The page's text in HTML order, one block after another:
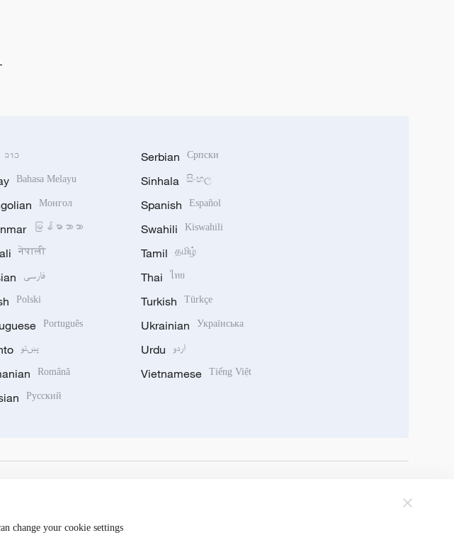
ລາວ
Bahasa Melayu
Монгол
မြန်မာဘာသာ
नेपाली
فارسی
Polski
Português
پښتو
Română
Русский
Serbian Српски
Sinhala සිංහල
Spanish Español
Swahili Kiswahili
Tamil தமிழ்
Thai ไทย
Turkish Türkçe
Ukrainian Українська
Urdu اردو
Vietnamese Tiếng Việt
change your cookie settings